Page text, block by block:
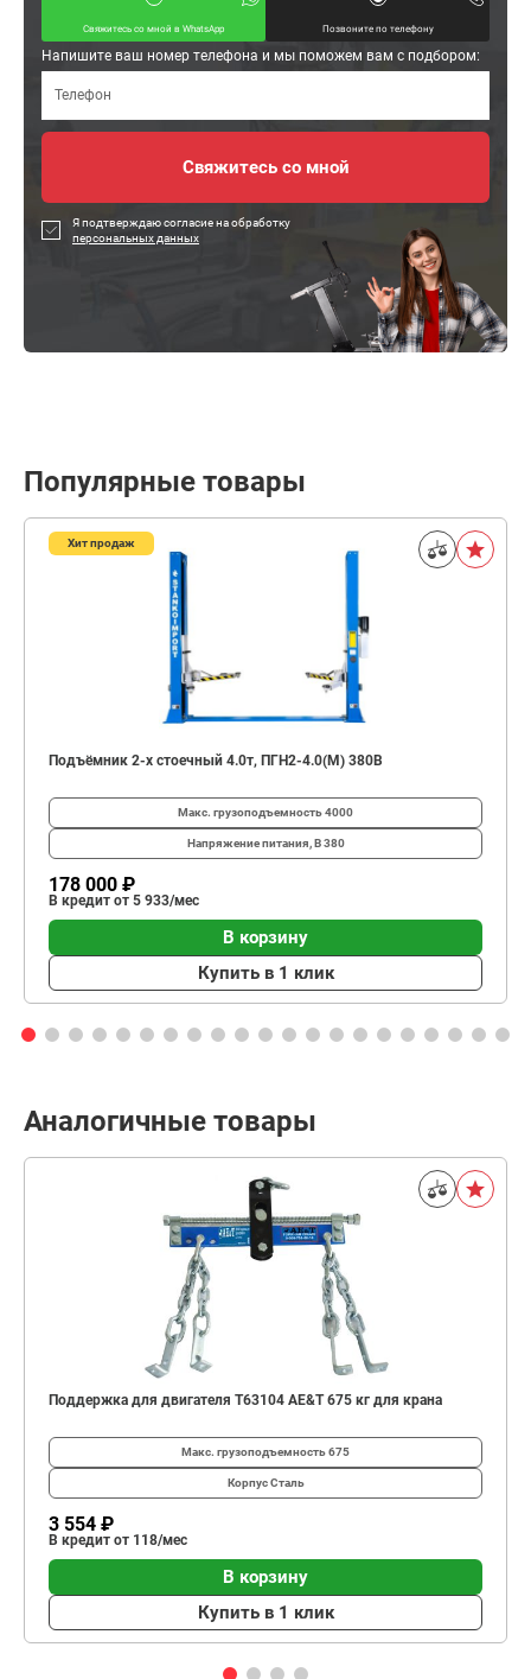
Свяжитесь со мной в WhatsApp Позвоните по телефону
Напишите ваш номер телефона и мы поможем вам с подбором:
Я подтверждаю согласие на обработку
персональных данных
Популярные товары
Хит продаж
Подъёмник 2-х стоечный 4.0т, ПГН2-4.0(М) 380В
Макс. грузоподъемность4000
Напряжение питания, В380
178 000 ₽
В кредит от 5 933/мес
В корзину
Купить в 1 клик
Аналогичные товары
Поддержка для двигателя T63104 AE&T 675 кг для крана
Макс. грузоподъемность675
КорпусСталь
3 554 ₽
В кредит от 118/мес
В корзину
Купить в 1 клик